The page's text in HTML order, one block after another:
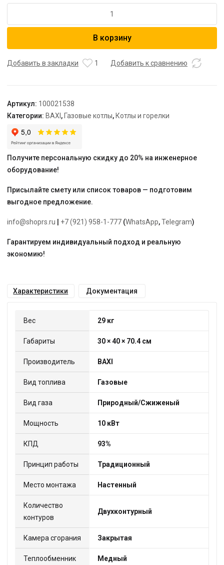
BAXI
10F,
В корзину
Добавить в закладки 1 Добавить к сравнению
Артикул: 100021538
Категории: BAXI , Газовые котлы, Котлы и горелки
Получите персональную скидку до 20% на инженерное
оборудование!
Присылайте смету или список товаров — подготовим
выгодное предложение.
info@shoprs.ru +7 (921) 958-1-777 (WhatsApp,Telegram)
Гарантируем индивидуальный подход и реальную
экономию!
Характеристики Документация
Вес 29 кг
Габариты 30 × 40 × 70.4 см
Производитель BAXI
Вид топлива Газовые
Вид газа Природный/Сжиженый
Мощность 10 кВт
КПД 93%
Принцип работы Традиционный
Место монтажа Настенный
Количество
контуров
Двухконтурный
Камера сгорания Закрытая
Теплообменник Медный